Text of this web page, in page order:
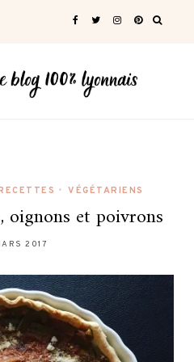
• VÉGÉTARIENS
oignons et poivrons
2017